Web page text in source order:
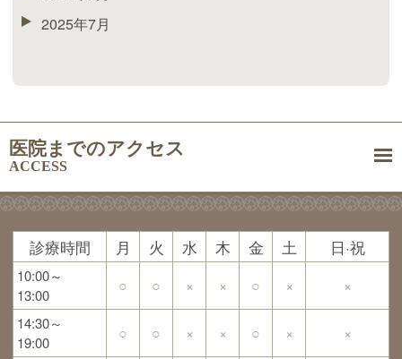
2025年7月
医院までのアクセス
ACCESS
診療時間 月 火 水 木 金 土 日·祝
10:00～
13:00
○ ○ × × ○ × ×
14:30～
19:00
○ ○ × × ○ × ×